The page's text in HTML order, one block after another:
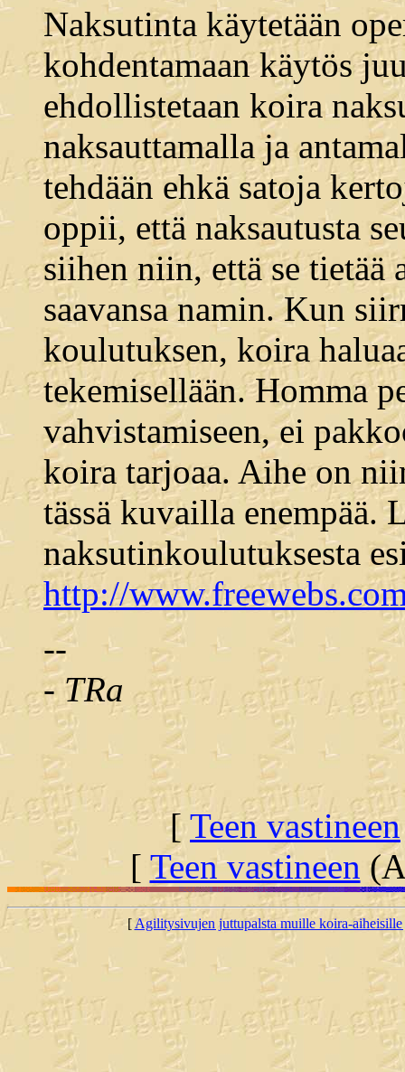
Naksutinta käytetään
kohdentamaan käytös
ehdollistetaan koira
naksauttamalla ja
tehdään ehkä satoja
oppii, että naksautusta
siihen niin, että se tietää
saavansa namin. Kun
koulutuksen, koira
tekemisellään. Homma
vahvistamiseen, ei
koira tarjoaa. Aihe on
tässä kuvailla enempää.
naksutinkoulutuksesta
http://
--
- TRa
[Teen vastineen
[ Teen vastineen
[Agilitysivujen juttupalsta muille koira-